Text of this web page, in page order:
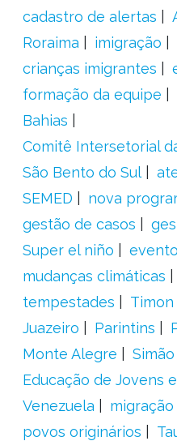
cadastro de alertas
Roraima
imigração
crianças imigrantes
formação da equipe
Bahias
Comitê Intersetorial
São Bento do Sul
SEMED
nova
gestão de casos
Super el niño
mudanças climáticas
tempestades
Timon
Juazeiro
Parintins
Monte Alegre
Educação de Jovens
Venezuela
migração
povos originários